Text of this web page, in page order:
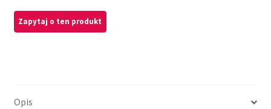
Opis